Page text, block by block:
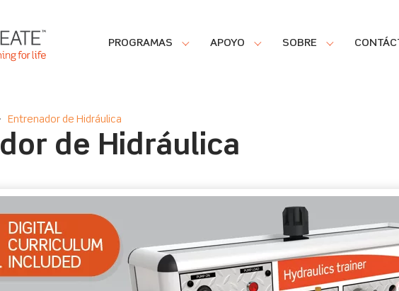
PROGRAMAS APOYO SOBRE
Entrenador de Hidráulica
de Hidráulica